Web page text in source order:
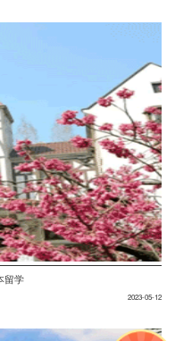
留学
2023-05-12